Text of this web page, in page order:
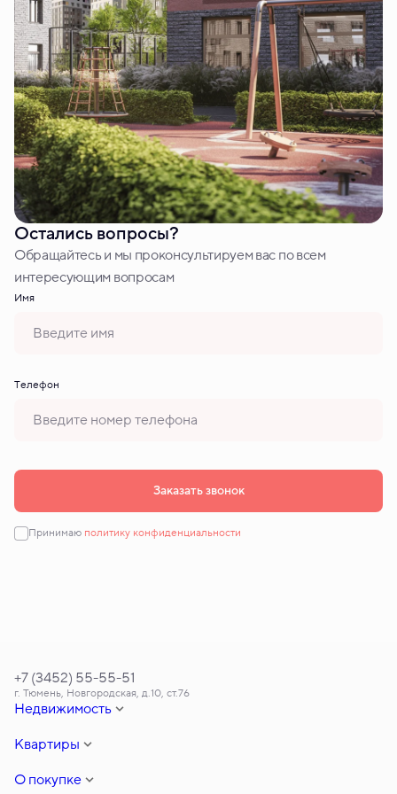
Остались вопросы?
Обращайтесь и мы проконсультируем вас по всем
интересующим вопросам
Имя
Tелефон
Заказать звонок
Принимаю политику конфиденциальности
Недвижимость
Квартиры
О покупке
+7 (3452) 55-55-51
г. Тюмень, Новгородская, д.10, ст.76